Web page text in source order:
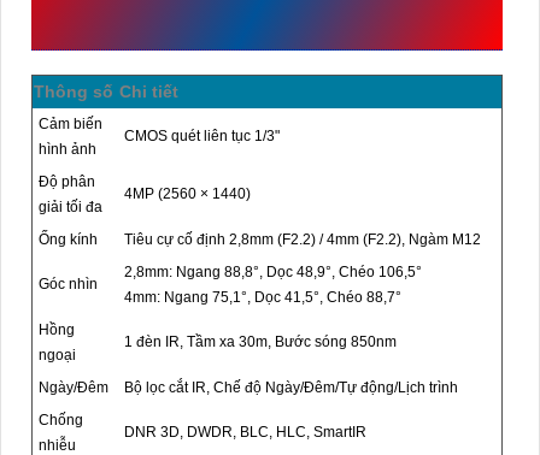
Thông số Chi tiết
Cảm biến
hình ảnh
CMOS quét liên tục 1/3"
Độ phân
giải tối đa
4MP (2560 × 1440)
Ống kính Tiêu cự cố định 2,8mm (F2.2) / 4mm (F2.2), Ngàm M12
Góc nhìn
2,8mm: Ngang 88,8°, Dọc 48,9°, Chéo 106,5°
4mm: Ngang 75,1°, Dọc 41,5°, Chéo 88,7°
Hồng
ngoại
1 đèn IR, Tầm xa 30m, Bước sóng 850nm
Ngày/Đêm
Bộ lọc cắt IR, Chế độ Ngày/Đêm/Tự động/Lịch trình
Chống
nhiễu
DNR 3D, DWDR, BLC, HLC, SmartIR